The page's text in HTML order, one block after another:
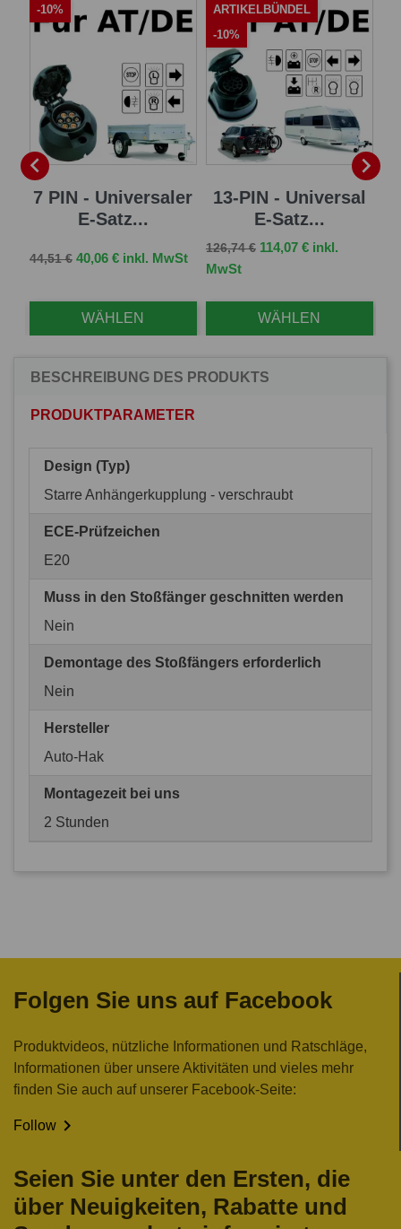

7 PIN - Universaler
E-Satz...
Verkaufspreis
44,51 € Preis
40,06 € inkl. MwSt
WÄHLEN
-10%
13-PIN - Universal
E-Satz...
Verkaufspreis
126,74 € Preis
114,07 € inkl.
MwSt
WÄHLEN
ARTIKELBÜNDEL
-10%

BESCHREIBUNG DES PRODUKTS
PRODUKTPARAMETER
Design (Typ)
Starre Anhängerkupplung - verschraubt
ECE-Prüfzeichen
E20
Muss in den Stoßfänger geschnitten werden
Nein
Demontage des Stoßfängers erforderlich
Nein
Hersteller
Auto-Hak
Montagezeit bei uns
2 Stunden
Folgen Sie uns auf Facebook
Produktvideos, nützliche Informationen und Ratschläge,
Informationen über unsere Aktivitäten und vieles mehr
finden Sie auch auf unserer Facebook-Seite:
Follow 
Seien Sie unter den Ersten, die
über Neuigkeiten, Rabatte und